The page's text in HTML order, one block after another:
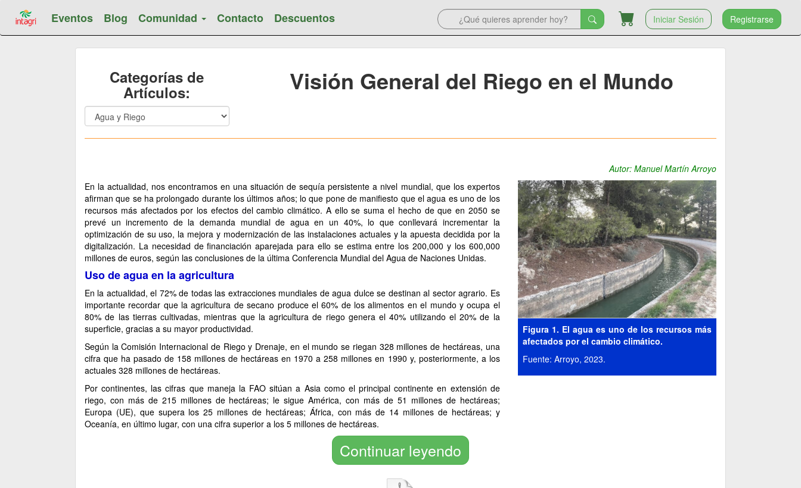
Eventos Blog Comunidad Contacto Descuentos Iniciar Sesión Registrarse
Categorías de
Artículos: Visión General del Riego en el Mundo
Autor: Manuel Martín Arroyo
En la actualidad, nos encontramos en una situación de sequía persistente a nivel mundial, que los expertos
afirman que se ha prolongado durante los últimos años; lo que pone de manifiesto que el agua es uno de los
recursos más afectados por los efectos del cambio climático. A ello se suma el hecho de que en 2050 se
prevé un incremento de la demanda mundial de agua en un 40%, lo que conllevará incrementar la
optimización de su uso, la mejora y modernización de las instalaciones actuales y la apuesta decidida por la
digitalización. La necesidad de financiación aparejada para ello se estima entre los 200,000 y los 600,000
millones de euros, según las conclusiones de la última Conferencia Mundial del Agua de Naciones Unidas.
Uso de agua en la agricultura
En la actualidad, el 72% de todas las extracciones mundiales de agua dulce se destinan al sector agrario. Es
importante recordar que la agricultura de secano produce el 60% de los alimentos en el mundo y ocupa el
80% de las tierras cultivadas, mientras que la agricultura de riego genera el 40% utilizando el 20% de la
superficie, gracias a su mayor productividad.
Según la Comisión Internacional de Riego y Drenaje, en el mundo se riegan 328 millones de hectáreas, una
cifra que ha pasado de 158 millones de hectáreas en 1970 a 258 millones en 1990 y, posteriormente, a los
actuales 328 millones de hectáreas.
Por continentes, las cifras que maneja la FAO sitúan a Asia como el principal continente en extensión de
riego, con más de 215 millones de hectáreas; le sigue América, con más de 51 millones de hectáreas;
Europa (UE), que supera los 25 millones de hectáreas; África, con más de 14 millones de hectáreas; y
Oceanía, en último lugar, con una cifra superior a los 5 millones de hectáreas.
Figura 1. El agua es uno de los recursos más
afectados por el cambio climático.
Fuente: Arroyo, 2023.
Continuar leyendo